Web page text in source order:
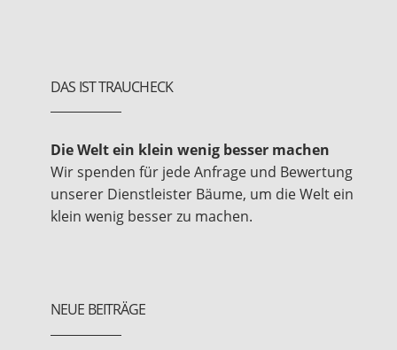
DAS IST TRAUCHECK
Die Welt ein klein wenig besser machen
Wir spenden für jede Anfrage und Bewertung
unserer Dienstleister Bäume, um die Welt ein
klein wenig besser zu machen.
NEUE BEITRÄGE